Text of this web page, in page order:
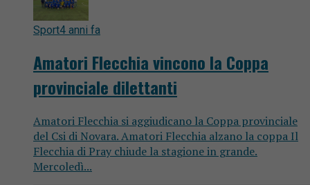
Sport4 anni fa
Amatori Flecchia vincono la Coppa
provinciale dilettanti
Amatori Flecchia si aggiudicano la Coppa provinciale
del Csi di Novara. Amatori Flecchia alzano la coppa Il
Flecchia di Pray chiude la stagione in grande.
Mercoledì...